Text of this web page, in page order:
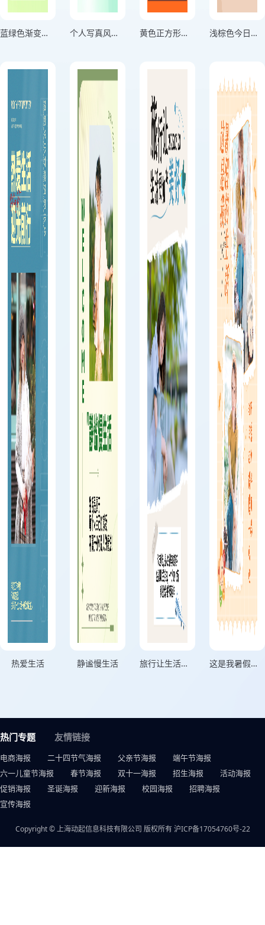
蓝绿色渐变分享生活记录海报 个人写真风格用微笑击退困难绿色竖版海报 黄色正方形头像个人头像海报 浅棕色今日份美丽个人心情海报
热爱生活 静谧慢生活 旅行让生活更美好 这是我暑假的生活
热门专题 友情链接
电商海报 二十四节气海报 父亲节海报
端午节海报
六一儿童节海报
春节海报 双十一海报 招生海报
活动海报
促销海报
圣诞海报 迎新海报 校园海报
招聘海报
宣传海报
Copyright © 上海动起信息科技有限公司 版权所有沪ICP备17054760号-22